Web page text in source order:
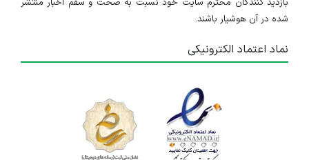
بازدید کنندگان محترم سایت خود نسبت به صحت و سقم اخبار منتشر
شده در آن هوشیار باشند.
نماد اعتماد الکترونیکی